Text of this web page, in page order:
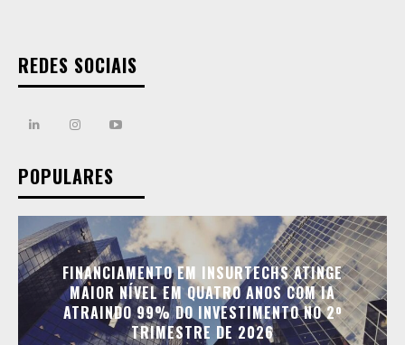
REDES SOCIAIS
POPULARES
FINANCIAMENTO EM INSURTECHS ATINGE
MAIOR NÍVEL EM QUATRO ANOS COM IA
ATRAINDO 99% DO INVESTIMENTO NO 2º
TRIMESTRE DE 2026